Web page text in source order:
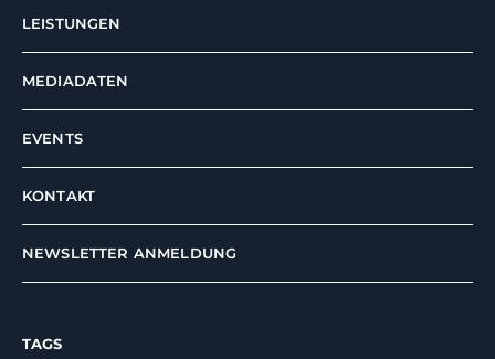
LEISTUNGEN
MEDIADATEN
EVENTS
KONTAKT
NEWSLETTER ANMELDUNG
TAGS